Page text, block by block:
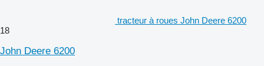
tracteur à roues John Deere 6200
18
John Deere 6200